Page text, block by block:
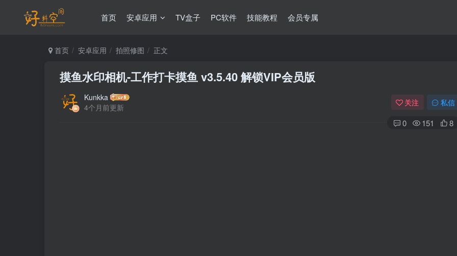
首页 安卓应用 TV盒子 PC软件 技能教程 会员专属
首页 安卓应用 拍照修图 正文
摸鱼水印相机-工作打卡摸鱼 v3.5.40 解锁VIP会员版
Kunkka
4个月前更新
关注 私信
0 151 8